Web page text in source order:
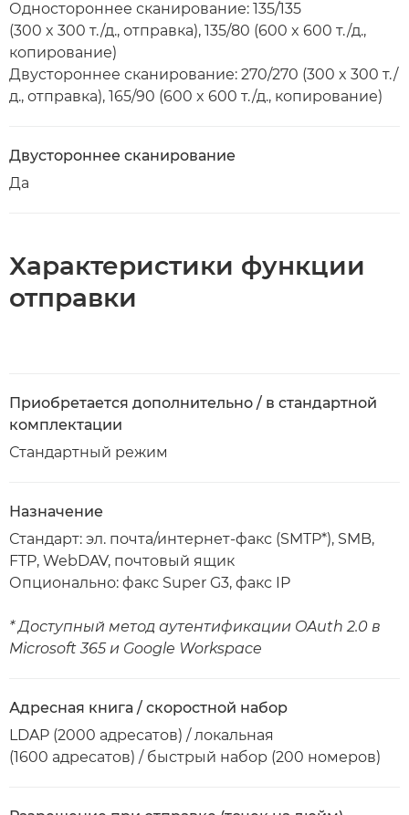
Одностороннее сканирование: 135/135
(300 x 300 т./д., отправка), 135/80 (600 x 600 т./д.,
копирование)
Двустороннее сканирование: 270/270 (300 x 300 т./
д., отправка), 165/90 (600 x 600 т./д., копирование)
Двустороннее сканирование
Да
Характеристики функции
отправки
Приобретается дополнительно / в стандартной
комплектации
Стандартный режим
Назначение
Стандарт: эл. почта/интернет-факс (SMTP*), SMB,
FTP, WebDAV, почтовый ящик
Опционально: факс Super G3, факс IP
* Доступный метод аутентификации OAuth 2.0 в
Microsoft 365 и Google Workspace
Адресная книга / скоростной набор
LDAP (2000 адресатов) / локальная
(1600 адресатов) / быстрый набор (200 номеров)